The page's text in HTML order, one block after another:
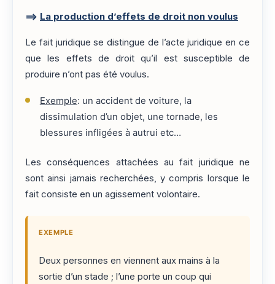
==> La production d’effets de droit non voulus
Le fait juridique se distingue de l’acte juridique en ce
que les effets de droit qu’il est susceptible de
produire n’ont pas été voulus.
Exemple: un accident de voiture, la
dissimulation d’un objet, une tornade, les
blessures infligées à autrui etc…
Les conséquences attachées au fait juridique ne
sont ainsi jamais recherchées, y compris lorsque le
fait consiste en un agissement volontaire.
EXEMPLE
Deux personnes en viennent aux mains à la
sortie d’un stade ; l’une porte un coup qui